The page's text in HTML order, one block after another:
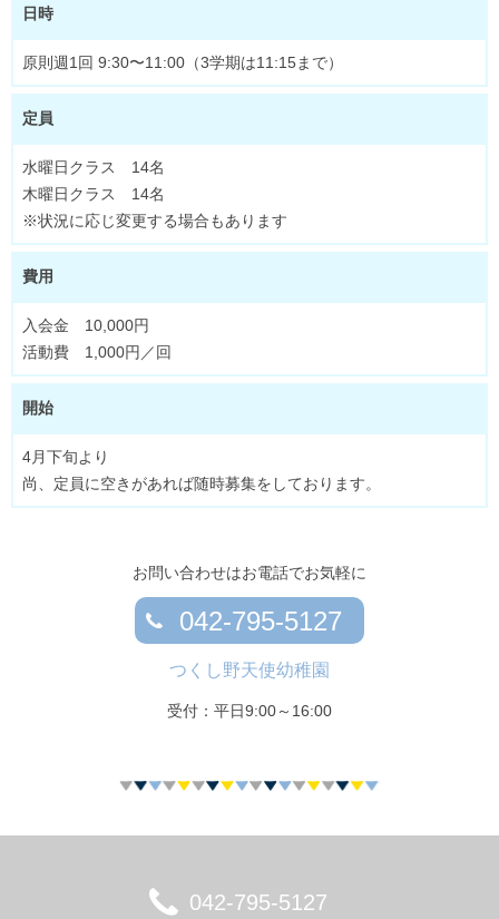
日時
原則週1回 9:30〜11:00（3学期は11:15まで）
定員
水曜日クラス 14名
木曜日クラス 14名
※状況に応じ変更する場合もあります
費用
入会金 10,000円
活動費 1,000円／回
開始
4月下旬より
尚、定員に空きがあれば随時募集をしております。
お問い合わせはお電話でお気軽に
042-795-5127
つくし野天使幼稚園
受付：平日9:00～16:00
042-795-5127